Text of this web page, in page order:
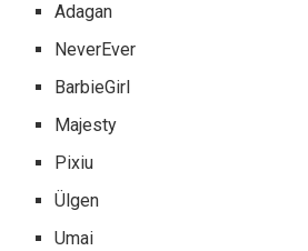
Adagan
NeverEver
BarbieGirl
Majesty
Pixiu
Ülgen
Umai